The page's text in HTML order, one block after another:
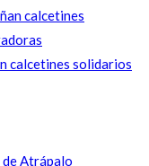
calcetines solidarios